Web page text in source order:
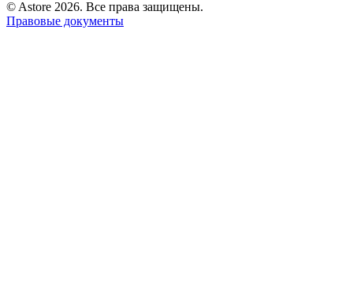
© Astore 2026. Все права защищены.
Правовые документы